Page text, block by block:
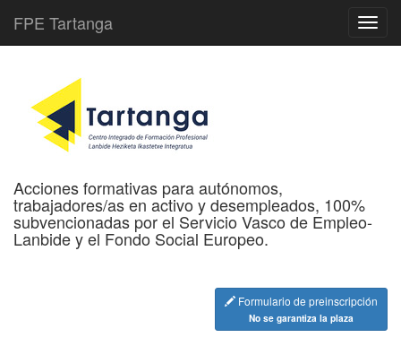
FPE Tartanga
Acciones formativas para autónomos,
trabajadores/as en activo y desempleados, 100%
subvencionadas por el Servicio Vasco de Empleo-
Lanbide y el Fondo Social Europeo.
Formulario de preinscripción
No se garantiza la plaza